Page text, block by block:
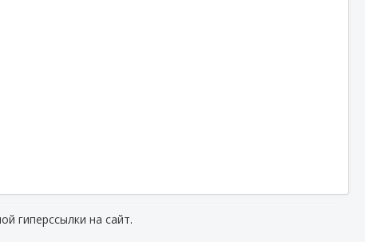
гиперссылки на сайт.